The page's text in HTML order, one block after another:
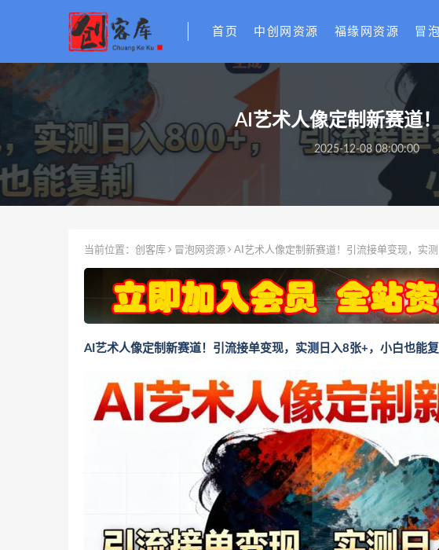
首页 中创网资源 福缘网资源 冒
AI艺术人像定制新赛道
2025-12-08 08:00:00
当前位置： 创客库 冒泡网资源 AI艺术人像定制新赛道！引流接单变现，实
AI艺术人像定制新赛道！引流接单变现，实测日入8张+，小白也能复